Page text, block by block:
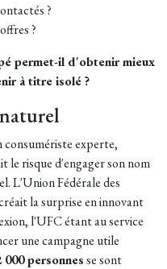
?
?
permet-il d'obtenir mieux
à titre isolé ?
consumériste experte,
le risque d'engager son nom
L'Union Fédérale des
la surprise en innovant
l'UFC étant au service
une campagne utile
000 personnesse sont